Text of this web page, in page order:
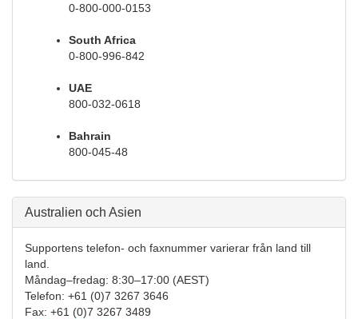
0-800-000-0153
South Africa
0-800-996-842
UAE
800-032-0618
Bahrain
800-045-48
Australien och Asien
Supportens telefon- och faxnummer varierar från land till
land.
Måndag–fredag: 8:30–17:00 (AEST)
Telefon: +61 (0)7 3267 3646
Fax: +61 (0)7 3267 3489